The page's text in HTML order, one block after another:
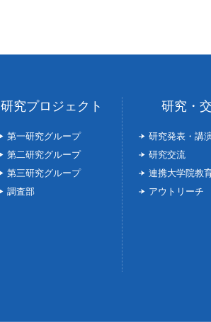
研究プロジェクト
第一研究グループ
第二研究グループ
第三研究グループ
調査部
研究・
研究発表・講
研究交流
連携大学院教
アウトリーチ